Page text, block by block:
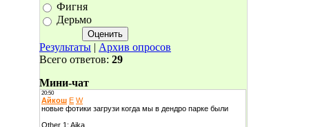
Фигня
Дерьмо
Результаты | Архив опросов
Всего ответов: 29
Мини-чат